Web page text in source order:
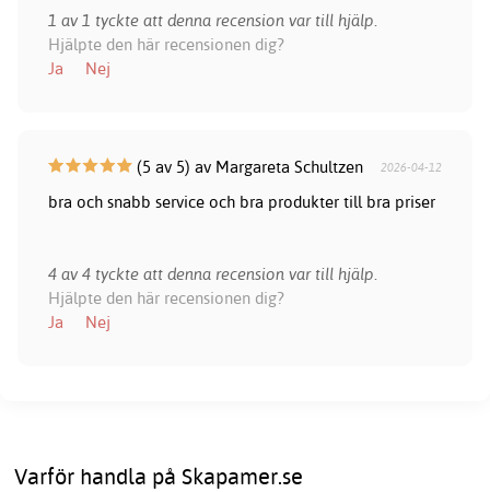
1 av 1 tyckte att denna recension var till hjälp.
Hjälpte den här recensionen dig?
Ja
Nej
(5 av 5) av Margareta Schultzen 2026-04-12
bra och snabb service och bra produkter till bra priser
4 av 4 tyckte att denna recension var till hjälp.
Hjälpte den här recensionen dig?
Ja
Nej
Varför handla på Skapamer.se